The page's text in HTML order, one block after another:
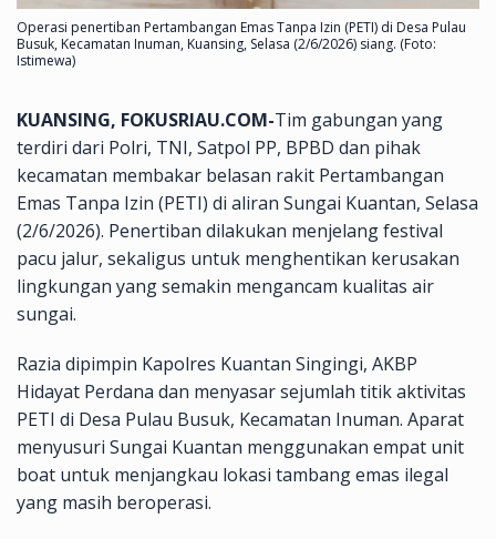
Operasi penertiban Pertambangan Emas Tanpa Izin (PETI) di Desa Pulau
Busuk, Kecamatan Inuman, Kuansing, Selasa (2/6/2026) siang. (Foto:
Istimewa)
KUANSING, FOKUSRIAU.COM-Tim gabungan yang
terdiri dari Polri, TNI, Satpol PP, BPBD dan pihak
kecamatan membakar belasan rakit Pertambangan
Emas Tanpa Izin (PETI) di aliran Sungai Kuantan, Selasa
(2/6/2026). Penertiban dilakukan menjelang festival
pacu jalur, sekaligus untuk menghentikan kerusakan
lingkungan yang semakin mengancam kualitas air
sungai.
Razia dipimpin Kapolres Kuantan Singingi, AKBP
Hidayat Perdana dan menyasar sejumlah titik aktivitas
PETI di Desa Pulau Busuk, Kecamatan Inuman. Aparat
menyusuri Sungai Kuantan menggunakan empat unit
boat untuk menjangkau lokasi tambang emas ilegal
yang masih beroperasi.